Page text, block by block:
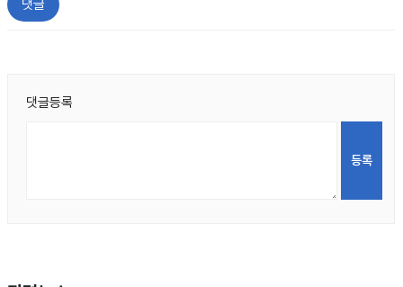
댓글
댓글등록